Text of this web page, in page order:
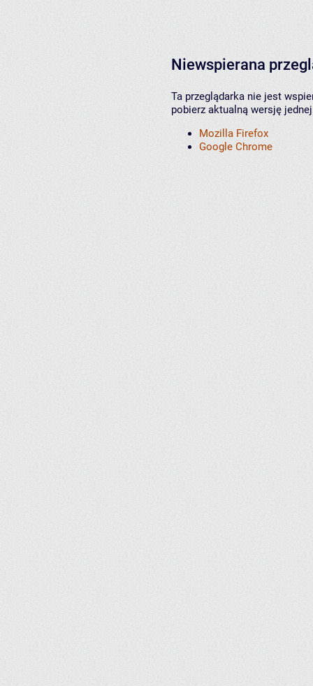
Niewspierana
Ta przeglądarka nie jest
pobierz aktualną wersję
Mozilla Firefox
Google Chrome